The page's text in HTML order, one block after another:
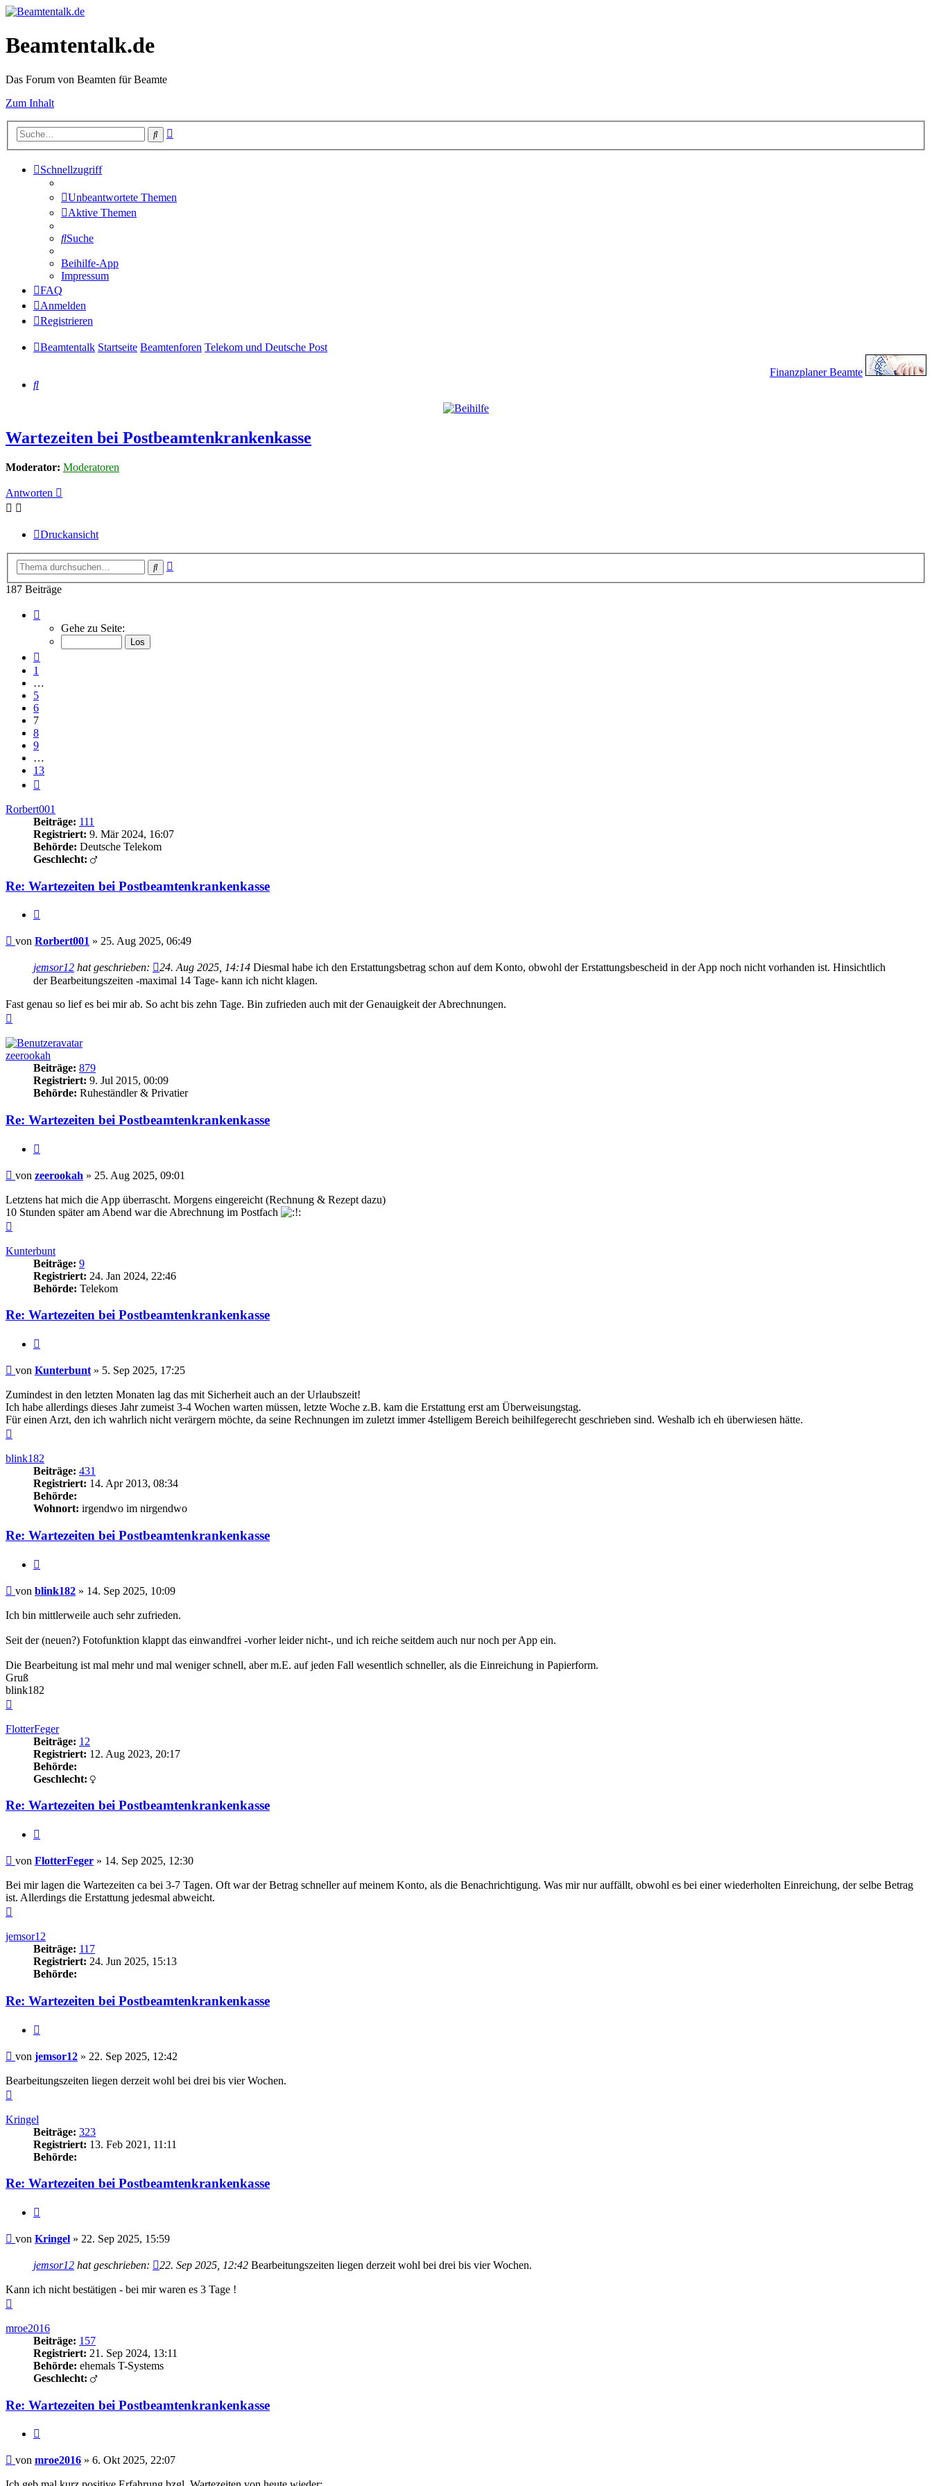
Beamtentalk.de
Das Forum von Beamten für Beamte
Zum Inhalt
Suche
Schnellzugriff
Unbeantwortete Themen
Aktive Themen
Suche
Beihilfe-App
Impressum
FAQ
Anmelden
Registrieren
Beamtentalk Startseite Beamtenforen Telekom und Deutsche Post
Finanzplaner Beamte
Suche
Wartezeiten bei Postbeamtenkrankenkasse
Moderator: Moderatoren
Antworten
Druckansicht
Suche
187 Beiträge
von
Gehe zu Seite:
1
…
5
6
7
8
9
…
13
Rorbert001
Beiträge: 111
Registriert: 9. Mär 2024, 16:07
Behörde: Deutsche Telekom
Geschlecht:
Re: Wartezeiten bei Postbeamtenkrankenkasse
Beitrag
von Rorbert001 » 25. Aug 2025, 06:49
jemsor12 hat geschrieben: 24. Aug 2025, 14:14 Diesmal habe ich den Erstattungsbetrag schon auf dem Konto, obwohl der Erstattungsbescheid in der App noch nicht vorhanden ist. Hinsichtlich
der Bearbeitungszeiten -maximal 14 Tage- kann ich nicht klagen.
Fast genau so lief es bei mir ab. So acht bis zehn Tage. Bin zufrieden auch mit der Genauigkeit der Abrechnungen.
zeerookah
Beiträge: 879
Registriert: 9. Jul 2015, 00:09
Behörde: Ruheständler & Privatier
Re: Wartezeiten bei Postbeamtenkrankenkasse
Beitrag
von zeerookah » 25. Aug 2025, 09:01
Letztens hat mich die App überrascht. Morgens eingereicht (Rechnung & Rezept dazu)
10 Stunden später am Abend war die Abrechnung im Postfach
Kunterbunt
Beiträge: 9
Registriert: 24. Jan 2024, 22:46
Behörde: Telekom
Re: Wartezeiten bei Postbeamtenkrankenkasse
Beitrag
von Kunterbunt » 5. Sep 2025, 17:25
Zumindest in den letzten Monaten lag das mit Sicherheit auch an der Urlaubszeit!
Ich habe allerdings dieses Jahr zumeist 3-4 Wochen warten müssen, letzte Woche z.B. kam die Erstattung erst am Überweisungstag.
Für einen Arzt, den ich wahrlich nicht verärgern möchte, da seine Rechnungen im zuletzt immer 4stelligem Bereich beihilfegerecht geschrieben sind. Weshalb ich eh überwiesen hätte.
blink182
Beiträge: 431
Registriert: 14. Apr 2013, 08:34
Behörde:
Wohnort: irgendwo im nirgendwo
Re: Wartezeiten bei Postbeamtenkrankenkasse
Beitrag
von blink182 » 14. Sep 2025, 10:09
Ich bin mittlerweile auch sehr zufrieden.
Seit der (neuen?) Fotofunktion klappt das einwandfrei -vorher leider nicht-, und ich reiche seitdem auch nur noch per App ein.
Die Bearbeitung ist mal mehr und mal weniger schnell, aber m.E. auf jeden Fall wesentlich schneller, als die Einreichung in Papierform.
Gruß
blink182
FlotterFeger
Beiträge: 12
Registriert: 12. Aug 2023, 20:17
Behörde:
Geschlecht:
Re: Wartezeiten bei Postbeamtenkrankenkasse
Beitrag
von FlotterFeger » 14. Sep 2025, 12:30
Bei mir lagen die Wartezeiten ca bei 3-7 Tagen. Oft war der Betrag schneller auf meinem Konto, als die Benachrichtigung. Was mir nur auffällt, obwohl es bei einer wiederholten Einreichung, der selbe Betrag
ist. Allerdings die Erstattung jedesmal abweicht.
jemsor12
Beiträge: 117
Registriert: 24. Jun 2025, 15:13
Behörde:
Re: Wartezeiten bei Postbeamtenkrankenkasse
Beitrag
von jemsor12 » 22. Sep 2025, 12:42
Bearbeitungszeiten liegen derzeit wohl bei drei bis vier Wochen.
Kringel
Beiträge: 323
Registriert: 13. Feb 2021, 11:11
Behörde:
Re: Wartezeiten bei Postbeamtenkrankenkasse
Beitrag
von Kringel » 22. Sep 2025, 15:59
jemsor12 hat geschrieben: 22. Sep 2025, 12:42 Bearbeitungszeiten liegen derzeit wohl bei drei bis vier Wochen.
Kann ich nicht bestätigen - bei mir waren es 3 Tage !
mroe2016
Beiträge: 157
Registriert: 21. Sep 2024, 13:11
Behörde: ehemals T-Systems
Geschlecht:
Re: Wartezeiten bei Postbeamtenkrankenkasse
Beitrag
von mroe2016 » 6. Okt 2025, 22:07